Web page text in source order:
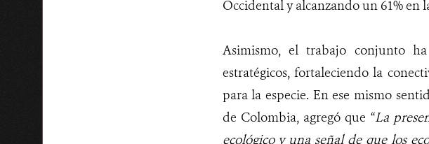
Occidental y alcanzando un 61% en
Asimismo, el trabajo conjunto
estratégicos, fortaleciendo la
para la especie. En ese mismo
de Colombia, agregó que “La
ecológico y una señal de que los